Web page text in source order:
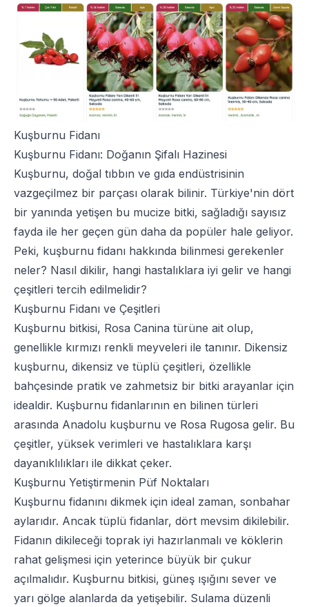
Kuşburnu Fidanı
Kuşburnu Fidanı: Doğanın Şifalı Hazinesi
Kuşburnu, doğal tıbbın ve gıda endüstrisinin
vazgeçilmez bir parçası olarak bilinir. Türkiye'nin dört
bir yanında yetişen bu mucize bitki, sağladığı sayısız
fayda ile her geçen gün daha da popüler hale geliyor.
Peki, kuşburnu fidanı hakkında bilinmesi gerekenler
neler? Nasıl dikilir, hangi hastalıklara iyi gelir ve hangi
çeşitleri tercih edilmelidir?
Kuşburnu Fidanı ve Çeşitleri
Kuşburnu bitkisi, Rosa Canina türüne ait olup,
genellikle kırmızı renkli meyveleri ile tanınır. Dikensiz
kuşburnu, dikensiz ve tüplü çeşitleri, özellikle
bahçesinde pratik ve zahmetsiz bir bitki arayanlar için
idealdir. Kuşburnu fidanlarının en bilinen türleri
arasında Anadolu kuşburnu ve Rosa Rugosa gelir. Bu
çeşitler, yüksek verimleri ve hastalıklara karşı
dayanıklılıkları ile dikkat çeker.
Kuşburnu Yetiştirmenin Püf Noktaları
Kuşburnu fidanını dikmek için ideal zaman, sonbahar
aylarıdır. Ancak tüplü fidanlar, dört mevsim dikilebilir.
Fidanın dikileceği toprak iyi hazırlanmalı ve köklerin
rahat gelişmesi için yeterince büyük bir çukur
açılmalıdır. Kuşburnu bitkisi, güneş ışığını sever ve
yarı gölge alanlarda da yetişebilir. Sulama düzenli